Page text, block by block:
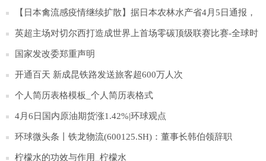
【日本禽流感疫情继续扩散】据日本农林水产省4月5日通报，
日本北海道千岁市一处农场发生高致病性H5N1型禽流感疫情。
这家农场饲养的约35万只蛋鸡以及同一城市与其有关的另一家
农场饲养的约4万只蛋鸡都将被扑杀。这是日本当前禽流感流行
季报告的第83起疫情。
英超主场对切尔西打造成世界上首场零碳顶级联赛比赛-全球时
讯
国家发改委郑重声明
开通百天 新成昆铁路发送旅客超600万人次
个人简历表格模板_个人简历表格式
4月6日国内原油期货涨1.42%|环球观点
环球微头条丨铁龙物流(600125.SH)：董事长韩伯领辞职
柠檬水的功效与作用_柠檬水